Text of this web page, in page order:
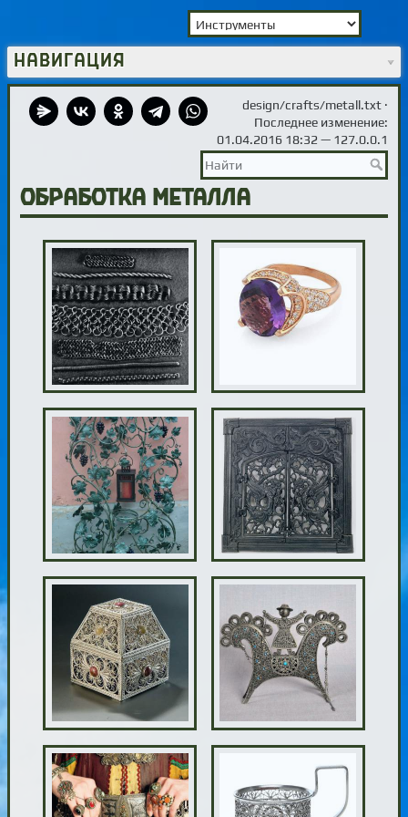
Навигация
design/crafts/metall.txt·
Последнее изменение:
01.04.2016 18:32 — 127.0.0.1
Обработка металла